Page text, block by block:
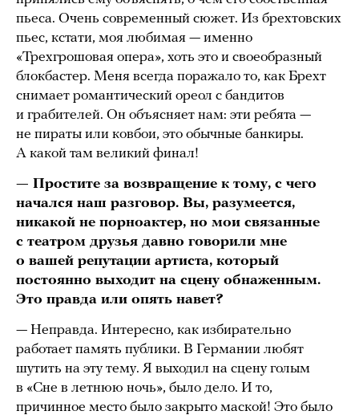
пьеса. Очень современный сюжет. Из брехтовских
пьес, кстати, моя любимая — именно
«Трехгрошовая опера», хоть это и своеобразный
блокбастер. Меня всегда поражало то, как Брехт
снимает романтический ореол с бандитов
и грабителей. Он объясняет нам: эти ребята —
не пираты или ковбои, это обычные банкиры.
А какой там великий финал!
— Простите за возвращение к тому, с чего
начался наш разговор. Вы, разумеется,
никакой не порноактер, но мои связанные
с театром друзья давно говорили мне
о вашей репутации артиста, который
постоянно выходит на сцену обнаженным.
Это правда или опять навет?
— Неправда. Интересно, как избирательно
работает память публики. В Германии любят
шутить на эту тему. Я выходил на сцену голым
в «Сне в летнюю ночь», было дело. И то,
причинное место было закрыто маской! Это было